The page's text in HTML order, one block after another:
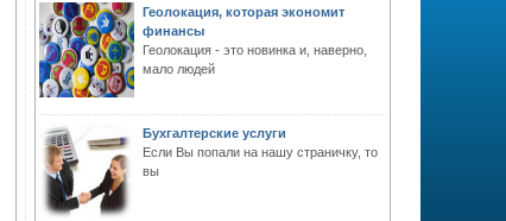
Геолокация, которая экономит
финансы
Геолокация - это новинка и, наверно,
мало людей
Бухгалтерские услуги
Если Вы попали на нашу страничку, то
вы